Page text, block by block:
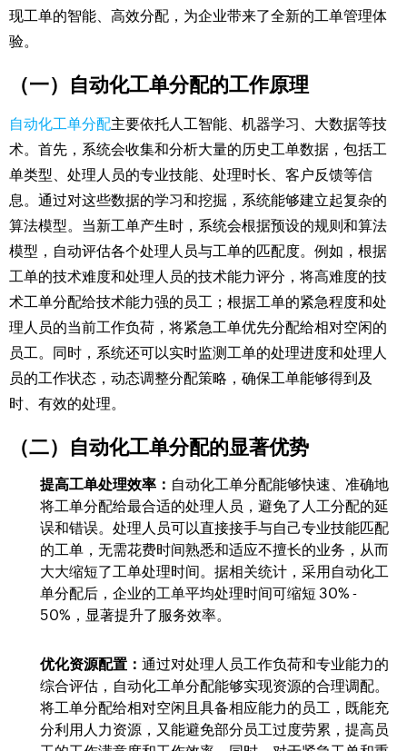
现工单的智能、高效分配，为企业带来了全新的工单管理体
验。​
（一）自动化工单分配的工作原理​
自动化工单分配主要依托人工智能、机器学习、大数据等技
术。首先，系统会收集和分析大量的历史工单数据，包括工
单类型、处理人员的专业技能、处理时长、客户反馈等信
息。通过对这些数据的学习和挖掘，系统能够建立起复杂的
算法模型。当新工单产生时，系统会根据预设的规则和算法
模型，自动评估各个处理人员与工单的匹配度。例如，根据
工单的技术难度和处理人员的技术能力评分，将高难度的技
术工单分配给技术能力强的员工；根据工单的紧急程度和处
理人员的当前工作负荷，将紧急工单优先分配给相对空闲的
员工。同时，系统还可以实时监测工单的处理进度和处理人
员的工作状态，动态调整分配策略，确保工单能够得到及
时、有效的处理。​
（二）自动化工单分配的显著优势​
提高工单处理效率： 自动化工单分配能够快速、准确地
将工单分配给最合适的处理人员，避免了人工分配的延
误和错误。处理人员可以直接接手与自己专业技能匹配
的工单，无需花费时间熟悉和适应不擅长的业务，从而
大大缩短了工单处理时间。据相关统计，采用自动化工
单分配后，企业的工单平均处理时间可缩短 30% -
50%，显著提升了服务效率。​
优化资源配置： 通过对处理人员工作负荷和专业能力的
综合评估，自动化工单分配能够实现资源的合理调配。
将工单分配给相对空闲且具备相应能力的员工，既能充
分利用人力资源，又能避免部分员工过度劳累，提高员